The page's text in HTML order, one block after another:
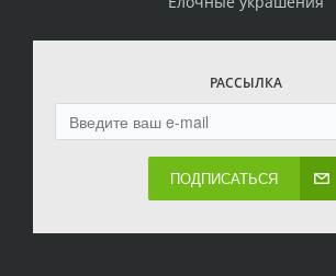
РАССЫЛКА
ПОДПИСАТЬСЯ